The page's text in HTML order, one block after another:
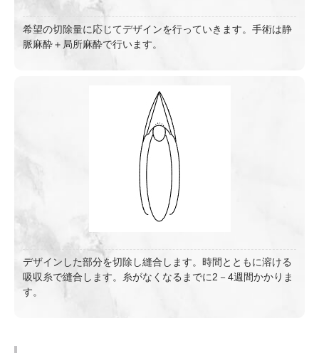
希望の切除量に応じてデザインを行っていきます。手術は静
脈麻酔＋局所麻酔で行います。
デザインした部分を切除し縫合します。時間とともに溶ける
吸収糸で縫合します。糸がなくなるまでに2－4週間かかりま
す。